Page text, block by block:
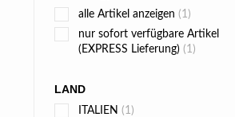
alle Artikel anzeigen (1)
nur sofort verfügbare Artikel
(EXPRESS Lieferung) (1)
LAND
ITALIEN (1)